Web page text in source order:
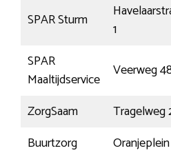
SPAR Sturm
1
SPAR
Maaltijdservice
Veerweg
ZorgSaam
Tragelweg
Buurtzorg
Oranjeplein